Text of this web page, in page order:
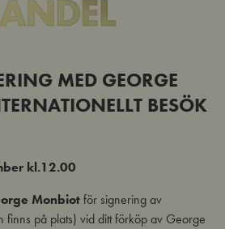
MED GEORGE
BESÖK
kl.12.00
Monbiotför signering av
finns på plats) vid ditt förköp av George